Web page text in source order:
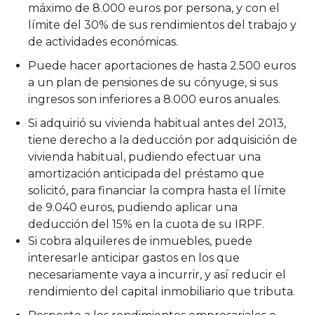
máximo de 8.000 euros por persona, y con el
límite del 30% de sus rendimientos del trabajo y
de actividades económicas.
Puede hacer aportaciones de hasta 2.500 euros
a un plan de pensiones de su cónyuge, si sus
ingresos son inferiores a 8.000 euros anuales.
Si adquirió su vivienda habitual antes del 2013,
tiene derecho a la deducción por adquisición de
vivienda habitual, pudiendo efectuar una
amortización anticipada del préstamo que
solicitó, para financiar la compra hasta el límite
de 9.040 euros, pudiendo aplicar una
deducción del 15% en la cuota de su IRPF.
Si cobra alquileres de inmuebles, puede
interesarle anticipar gastos en los que
necesariamente vaya a incurrir, y así reducir el
rendimiento del capital inmobiliario que tributa.